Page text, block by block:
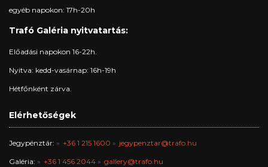
egyéb napokon: 17h-20h
Trafó Galéria nyitvatartás:
Előadási napokon 16-22h.
Nyitva: kedd-vasárnap: 16h-19h
Hétfőnként zárva.
Elérhetőségek
Jegypénztár: +36 1 215 1600 jegypenztar@trafo.hu
Galéria: +36 1 456 2044 gallery@trafo.hu